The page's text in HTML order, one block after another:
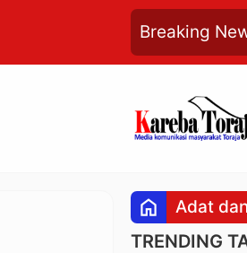
Breaking
home Adat
TRENDING